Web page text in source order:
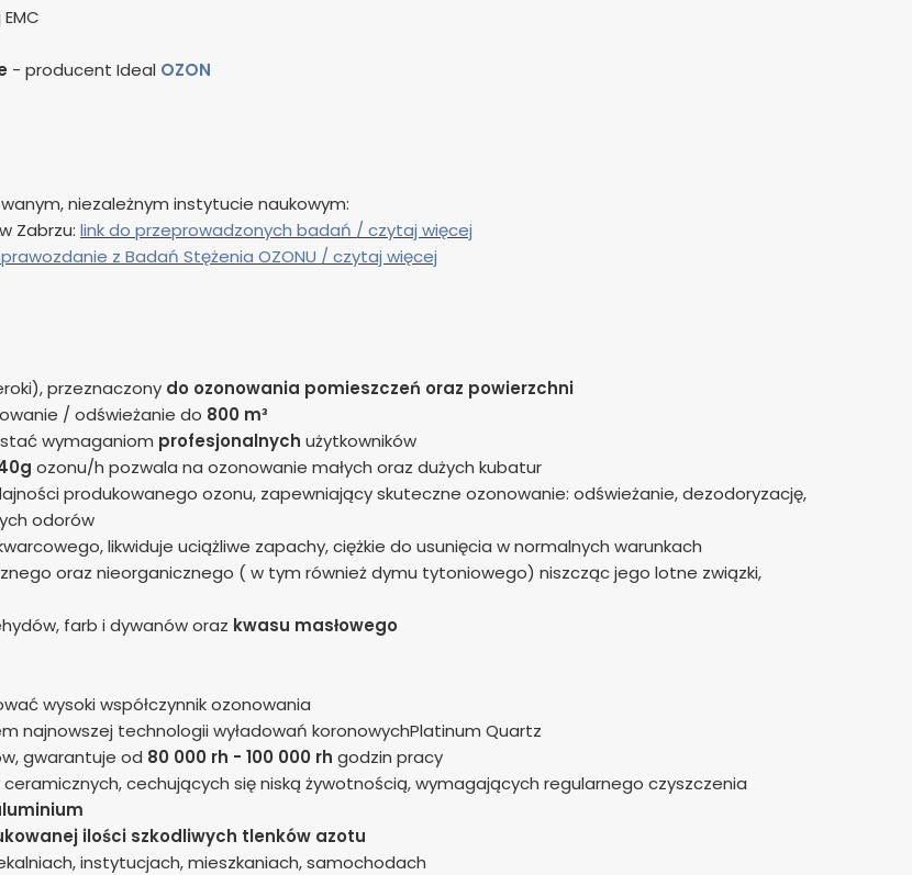
- producent Ideal OZON
niezależnym instytucie naukowym:
w Zabrzu: link do przeprowadzonych badań / czytaj więcej
z Badań Stężenia OZONU / czytaj więcej
przeznaczony do ozonowania pomieszczeń oraz powierzchni
/ odświeżanie do 800 m³
wymaganiom profesjonalnych użytkowników
ozonu/h pozwala na ozonowanie małych oraz dużych kubatur
produkowanego ozonu, zapewniający skuteczne ozonowanie: odświeżanie, dezodoryzację,
odorów
likwiduje uciążliwe zapachy, ciężkie do usunięcia w normalnych warunkach
oraz nieorganicznego ( w tym również dymu tytoniowego) niszcząc jego lotne związki,
farb i dywanów oraz kwasu masłowego
wysoki współczynnik ozonowania
najnowszej technologii wyładowań koronowychPlatinum Quartz
gwarantuje od 80 000 rh - 100 000 rh godzin pracy
ceramicznych, cechujących się niską żywotnością, wymagających regularnego czyszczenia
ilości szkodliwych tlenków azotu
instytucjach, mieszkaniach, samochodach